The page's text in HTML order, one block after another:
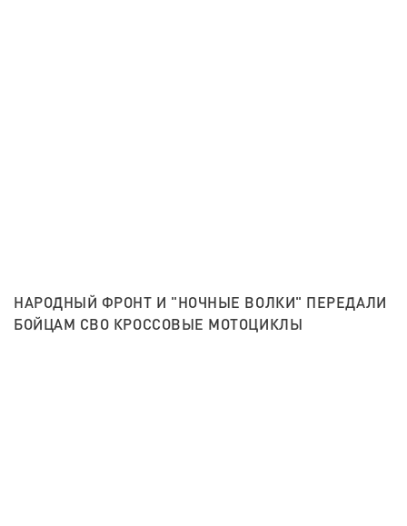
НАРОДНЫЙ ФРОНТ И "НОЧНЫЕ ВОЛКИ" ПЕРЕДАЛИ
БОЙЦАМ СВО КРОССОВЫЕ МОТОЦИКЛЫ